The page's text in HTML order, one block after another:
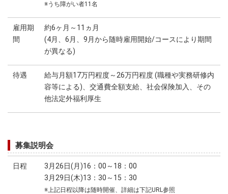
※うち障がい者11名
雇用期
間
約6ヶ月～11ヵ月
(4月、6月、9月から随時雇用開始/コースにより期間
が異なる)
待遇
給与月額17万円程度～26万円程度 (職種や実務研修内
容等による)、交通費全額支給、社会保険加入、その
他法定外福利厚生
募集説明会
日程
3月26日(月)16：00～18：00
3月29日(木)13：30～15：30
※上記日程以降は随時開催、詳細は下記URL参照